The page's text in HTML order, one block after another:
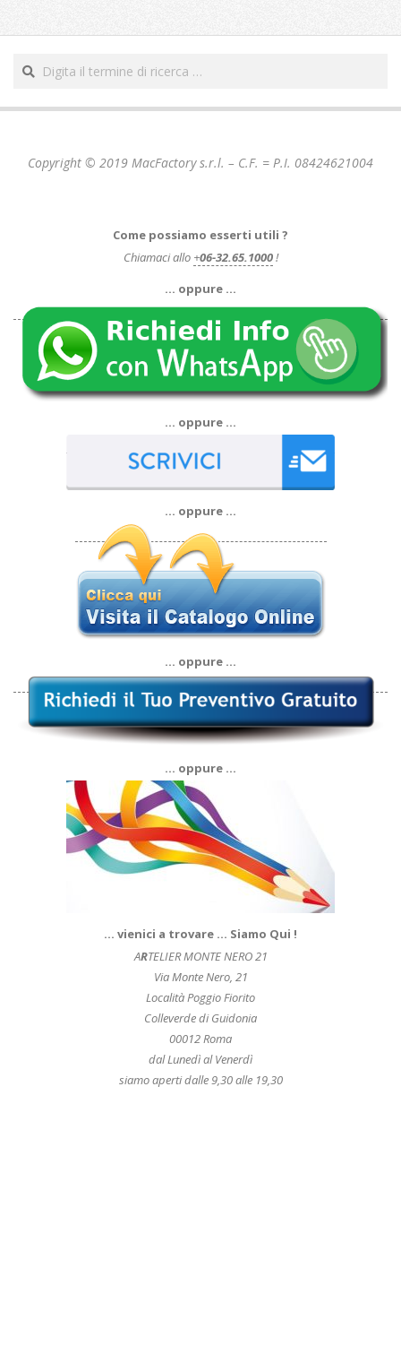
Copyright © 2019 MacFactory s.r.l. – C.F. = P.I. 08424621004
Come possiamo esserti utili ?
Chiamaci allo +06-32.65.1000!
… oppure …
… oppure …
… oppure …
… oppure …
… oppure …
… vienici a trovare … Siamo Qui !
ARTELIER MONTE NERO 21
Via Monte Nero, 21
Località Poggio Fiorito
Colleverde di Guidonia
00012 Roma
dal Lunedì al Venerdì
siamo aperti dalle 9,30 alle 19,30